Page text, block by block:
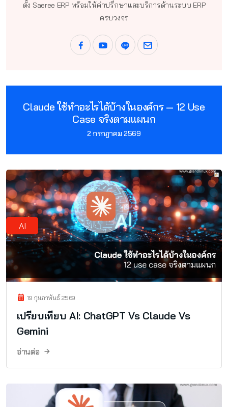
ตั้ง Saeree ERP พร้อมให้คำปรึกษาและบริการด้านระบบ ERP
ครบวงจร
Claude ใช้ทำอะไรได้บ้างในองค์กร — 12 Use
Case จริงตามแผนก
2 กรกฎาคม 2569
AI
19 กุมภาพันธ์ 2569
เปรียบเทียบ AI: ChatGPT Vs Claude Vs
Gemini
อ่านต่อ